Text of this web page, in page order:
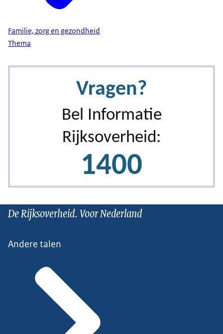
Familie, zorg en gezondheid
Thema
De Rijksoverheid. Voor Nederland
Andere talen